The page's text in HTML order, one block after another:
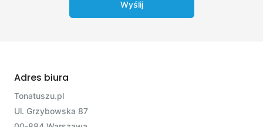
Wyślij
Adres biura
Tonatuszu.pl
Ul. Grzybowska 87